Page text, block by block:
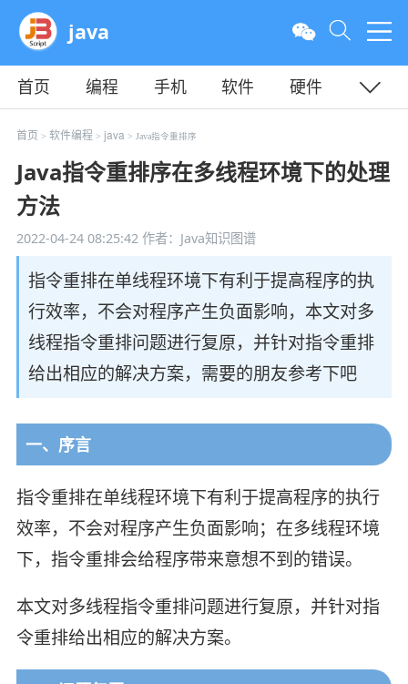
java
首页 编程 手机 软件
硬件
教程
平面 服务器
首页 > 软件编程 > java> Java指令重排序
Java指令重排序在多线程环境下的处理
方法
2022-04-24 08:25:42作者：Java知识图谱
指令重排在单线程环境下有利于提高程序的执
行效率，不会对程序产生负面影响，本文对多
线程指令重排问题进行复原，并针对指令重排
给出相应的解决方案，需要的朋友参考下吧
一、序言
指令重排在单线程环境下有利于提高程序的执行
效率，不会对程序产生负面影响；在多线程环境
下，指令重排会给程序带来意想不到的错误。
本文对多线程指令重排问题进行复原，并针对指
令重排给出相应的解决方案。